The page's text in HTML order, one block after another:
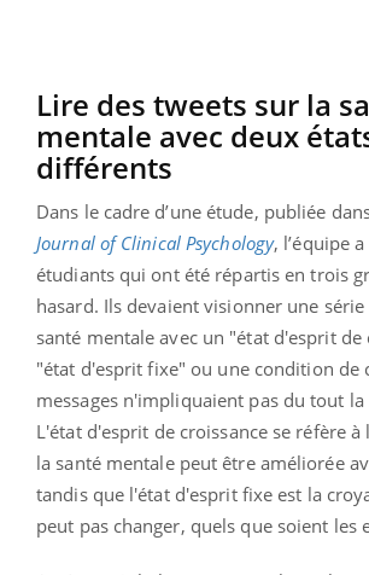
Lire des tweets sur la
mentale avec deux
différents
Dans le cadre d’une étude, publiée
Journal of Clinical Psychology, l’équipe
étudiants qui ont été répartis en trois
hasard. Ils devaient visionner une
santé mentale avec un "état d'esprit de
"état d'esprit fixe" ou une condition de
messages n'impliquaient pas du tout la
L'état d'esprit de croissance se réfère à
la santé mentale peut être améliorée
tandis que l'état d'esprit fixe est la
peut pas changer, quels que soient les